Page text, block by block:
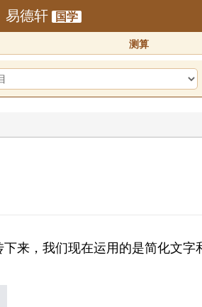
易德轩 国学
测算
来，我们现在运用的是简化文字